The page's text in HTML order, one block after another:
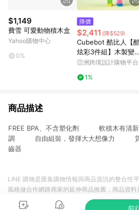
$1,149
費雪 可愛動物積木盒
Yahoo購物中心
0%
降價
$2,411 (降$529)
Cubebot 酷比人【
炫彩3件組】木製變形
積木機器人 聖誕交換
亞洲跨境設計購物平台
1%
商品描述
FREE BPA、不含塑化劑 軟積木有
調 自由組裝，發揮大大想像力 質地
齒器
前
LINE 購物是匯集購物情報與商品資訊的整合性
風格做合作網路商家的延伸商品推薦，商品資
商品至各合作網路商家，確認現售價與購物條